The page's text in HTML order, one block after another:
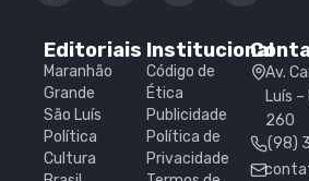
Editoriais
Maranhão
Grande
São Luís
Política
Cultura
Institucional
Código de
Ética
Publicidade
Política de
Privacidade
Av.
Luís
260
(98)